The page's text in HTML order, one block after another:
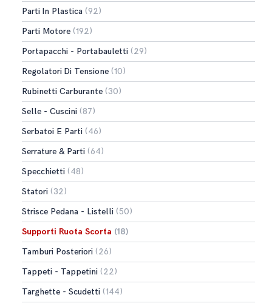
Parti In Plastica (92)
Parti Motore (192)
Portapacchi - Portabauletti (29)
Regolatori Di Tensione (10)
Rubinetti Carburante (30)
Selle - Cuscini (87)
Serbatoi E Parti (46)
Serrature & Parti (64)
Specchietti (48)
Statori (32)
Strisce Pedana - Listelli (50)
Supporti Ruota Scorta (18)
Tamburi Posteriori (26)
Tappeti - Tappetini (22)
Targhette - Scudetti (144)